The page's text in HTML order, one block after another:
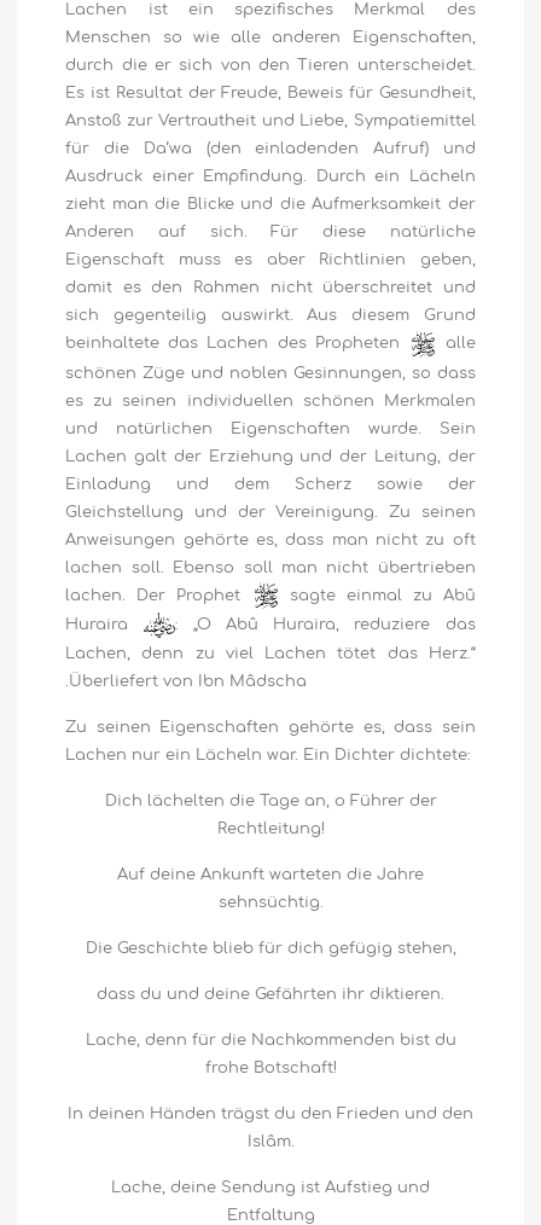
Lachen ist ein spezifisches Merkmal des
Menschen so wie alle anderen Eigenschaften,
durch die er sich von den Tieren unterscheidet.
Es ist Resultat der Freude, Beweis für Gesundheit,
Anstoß zur Vertrautheit und Liebe, Sympatiemittel
für die Da’wa (den einladenden Aufruf) und
Ausdruck einer Empfindung. Durch ein Lächeln
zieht man die Blicke und die Aufmerksamkeit der
Anderen auf sich. Für diese natürliche
Eigenschaft muss es aber Richtlinien geben,
damit es den Rahmen nicht überschreitet und
sich gegenteilig auswirkt. Aus diesem Grund
beinhaltete das Lachen des Propheten
alle
schönen Züge und noblen Gesinnungen, so dass
es zu seinen individuellen schönen Merkmalen
und natürlichen Eigenschaften wurde. Sein
Lachen galt der Erziehung und der Leitung, der
Einladung und dem Scherz sowie der
Gleichstellung und der Vereinigung. Zu seinen
Anweisungen gehörte es, dass man nicht zu oft
lachen soll. Ebenso soll man nicht übertrieben
lachen. Der Prophet
sagte einmal zu Abû
Huraira
: „O Abû Huraira, reduziere das
Lachen, denn zu viel Lachen tötet das Herz.“
Überliefert von Ibn Mâdscha.
Zu seinen Eigenschaften gehörte es, dass sein
Lachen nur ein Lächeln war. Ein Dichter dichtete:
Dich lächelten die Tage an, o Führer der
Rechtleitung!
Auf deine Ankunft warteten die Jahre
sehnsüchtig.
Die Geschichte blieb für dich gefügig stehen,
dass du und deine Gefährten ihr diktieren.
Lache, denn für die Nachkommenden bist du
frohe Botschaft!
In deinen Händen trägst du den Frieden und den
Islâm.
Lache, deine Sendung ist Aufstieg und
Entfaltung